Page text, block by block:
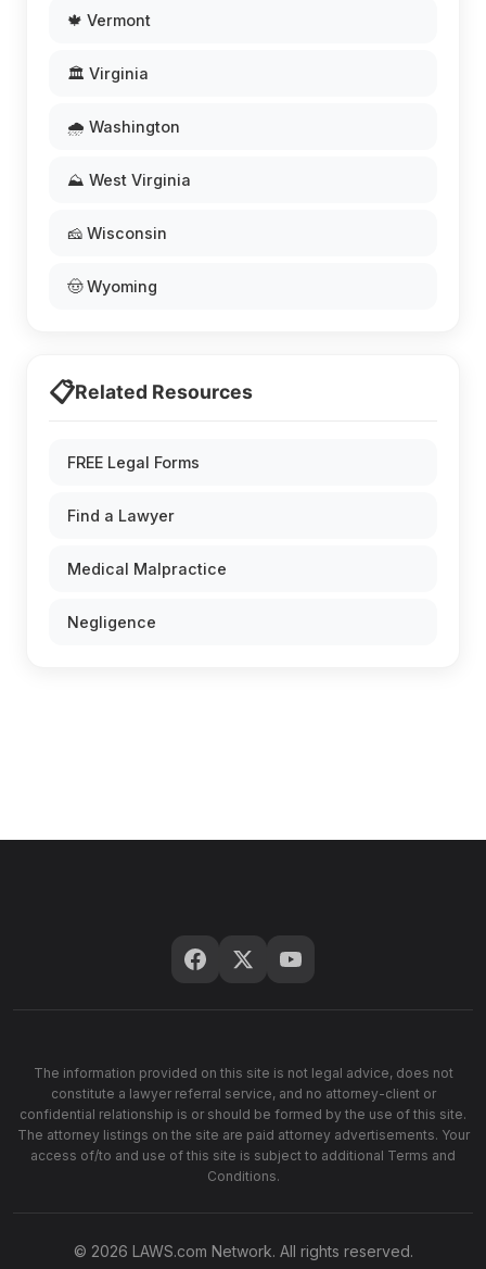
🍁 Vermont
🏛️ Virginia
🌧️ Washington
⛰️ West Virginia
🧀 Wisconsin
🤠 Wyoming
📋Related Resources
FREE Legal Forms
Find a Lawyer
Medical Malpractice
Negligence
The information provided on this site is not legal advice, does not
constitute a lawyer referral service, and no attorney-client or
confidential relationship is or should be formed by the use of this site.
The attorney listings on the site are paid attorney advertisements. Your
access of/to and use of this site is subject to additional Terms and
Conditions.
© 2026 LAWS.com Network. All rights reserved.